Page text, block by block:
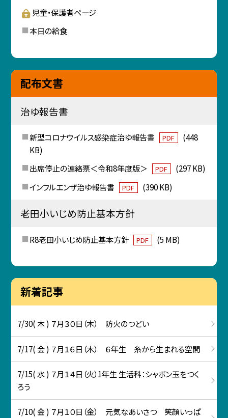
児童・保護者ページ
本日の給食
配布文書
治ゆ報告書
新型コロナウイルス感染症治ゆ報告書 PDF
(448
KB)
出席停止の連絡票＜令和8年度版＞
PDF
(297 KB)
インフルエンザ治ゆ報告書
PDF (390 KB)
老田小いじめ防止基本方針
R8老田小いじめ防止基本方針 PDF (5 MB)
新着記事
7/30( 木 ) ７月３０日（木） 防火のつどい
7/17( 金 ) ７月１６日（木） ６年生 糸から生まれる空間
7/15( 水 ) ７月１４日（火）1年生 生活科：シャボン玉をつく
ろう
7/10( 金 ) ７月１０日（金） 元気なあいさつ 笑顔いっぱ